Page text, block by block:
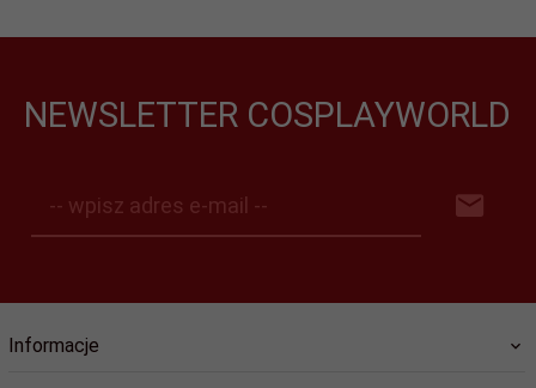
NEWSLETTER COSPLAYWORLD
-- wpisz adres e-mail --
Informacje